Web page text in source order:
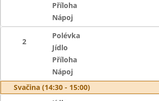
Příloha
Nápoj
2
Polévka
Jídlo
Příloha
Nápoj
Svačina (14:30 - 15:00)